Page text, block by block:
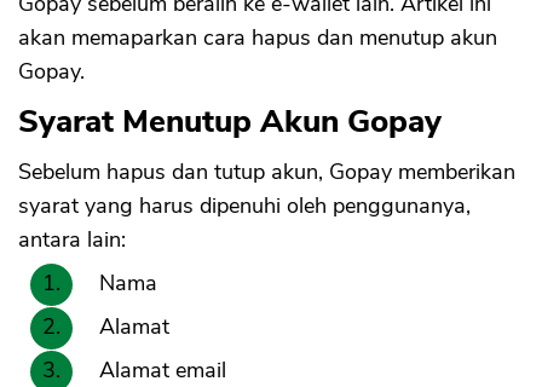
akan memaparkan cara hapus dan menutup akun
Gopay.
Syarat Menutup Akun Gopay
Sebelum hapus dan tutup akun, Gopay memberikan
syarat yang harus dipenuhi oleh penggunanya,
antara lain:
Nama
Alamat
Alamat email